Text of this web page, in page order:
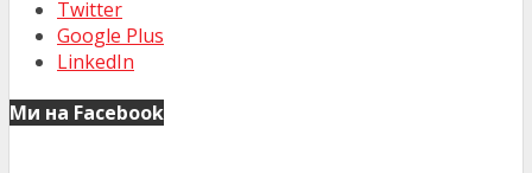
Twitter
Google Plus
LinkedIn
Ми на Facebook